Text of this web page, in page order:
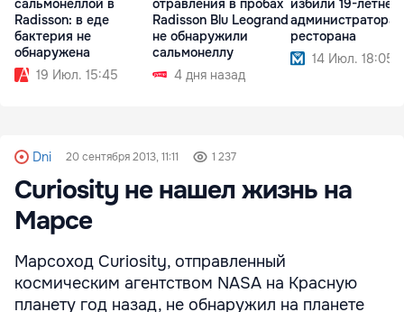
сальмонеллой в
Radisson: в еде
бактерия не
обнаружена
19 Июл. 15:45
отравления в пробах
Radisson Blu Leogrand
не обнаружили
сальмонеллу
4 дня назад
избили 19-летнего
администратора
ресторана
14 Июл. 18:05
Dni 20 сентября 2013, 11:11 1 237
Curiosity не нашел жизнь на
Марсе
Марсоход Curiosity, отправленный
космическим агентством NASA на Красную
планету год назад, не обнаружил на планете